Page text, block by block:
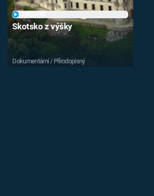
Skotsko z výšky
Dokumentární / Přírodopisný